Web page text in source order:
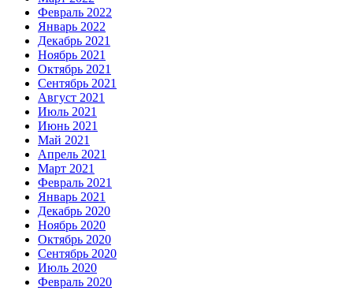
Февраль 2022
Январь 2022
Декабрь 2021
Ноябрь 2021
Октябрь 2021
Сентябрь 2021
Август 2021
Июль 2021
Июнь 2021
Май 2021
Апрель 2021
Март 2021
Февраль 2021
Январь 2021
Декабрь 2020
Ноябрь 2020
Октябрь 2020
Сентябрь 2020
Июль 2020
Февраль 2020